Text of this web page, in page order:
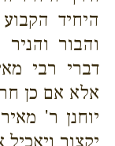
היחיד
והבור
דברי רבי
אלא אם כן
יוחנן ר'